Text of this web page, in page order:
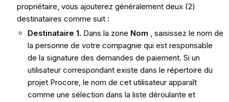
propriétaire, vous ajouterez généralement deux (2)
destinataires comme suit :
Destinataire 1. Dans la zone Nom , saisissez le nom de
la personne de votre compagnie qui est responsable
de la signature des demandes de paiement. Si un
utilisateur correspondant existe dans le répertoire du
projet Procore, le nom de cet utilisateur apparaît
comme une sélection dans la liste déroulante et